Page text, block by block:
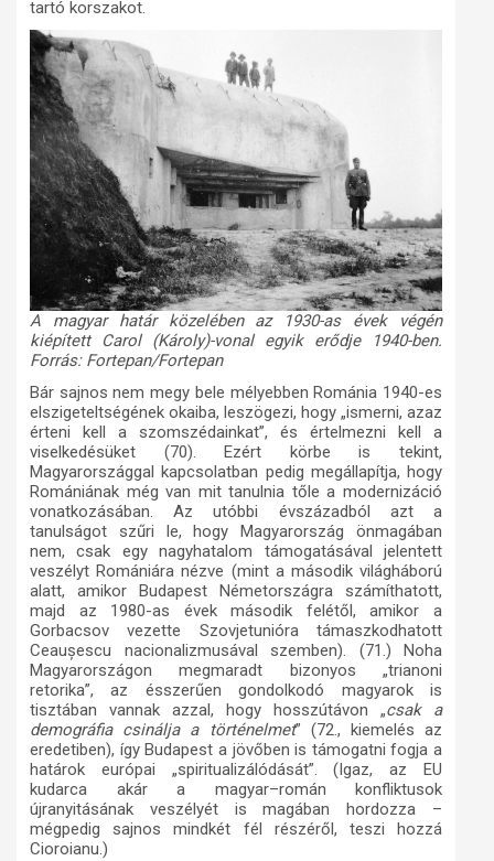
tartó korszakot.
A magyar határ közelében az 1930-as évek végén
kiépített Carol (Károly)-vonal egyik erődje 1940-ben.
Forrás: Fortepan/Fortepan
Bár sajnos nem megy bele mélyebben Románia 1940-es
elszigeteltségének okaiba, leszögezi, hogy „ismerni, azaz
érteni kell a szomszédainkat”, és értelmezni kell a
viselkedésüket (70). Ezért körbe is tekint,
Magyarországgal kapcsolatban pedig megállapítja, hogy
Romániának még van mit tanulnia tőle a modernizáció
vonatkozásában. Az utóbbi évszázadból azt a
tanulságot szűri le, hogy Magyarország önmagában
nem, csak egy nagyhatalom támogatásával jelentett
veszélyt Romániára nézve (mint a második világháború
alatt, amikor Budapest Németországra számíthatott,
majd az 1980-as évek második felétől, amikor a
Gorbacsov vezette Szovjetunióra támaszkodhatott
Ceaușescu nacionalizmusával szemben). (71.) Noha
Magyarországon megmaradt bizonyos „trianoni
retorika”, az ésszerűen gondolkodó magyarok is
tisztában vannak azzal, hogy hosszútávon „csak a
demográfia csinálja a történelmet” (72., kiemelés az
eredetiben), így Budapest a jövőben is támogatni fogja a
határok európai „spiritualizálódását”. (Igaz, az EU
kudarca akár a magyar–román konfliktusok
újranyitásának veszélyét is magában hordozza –
mégpedig sajnos mindkét fél részéről, teszi hozzá
Cioroianu.)